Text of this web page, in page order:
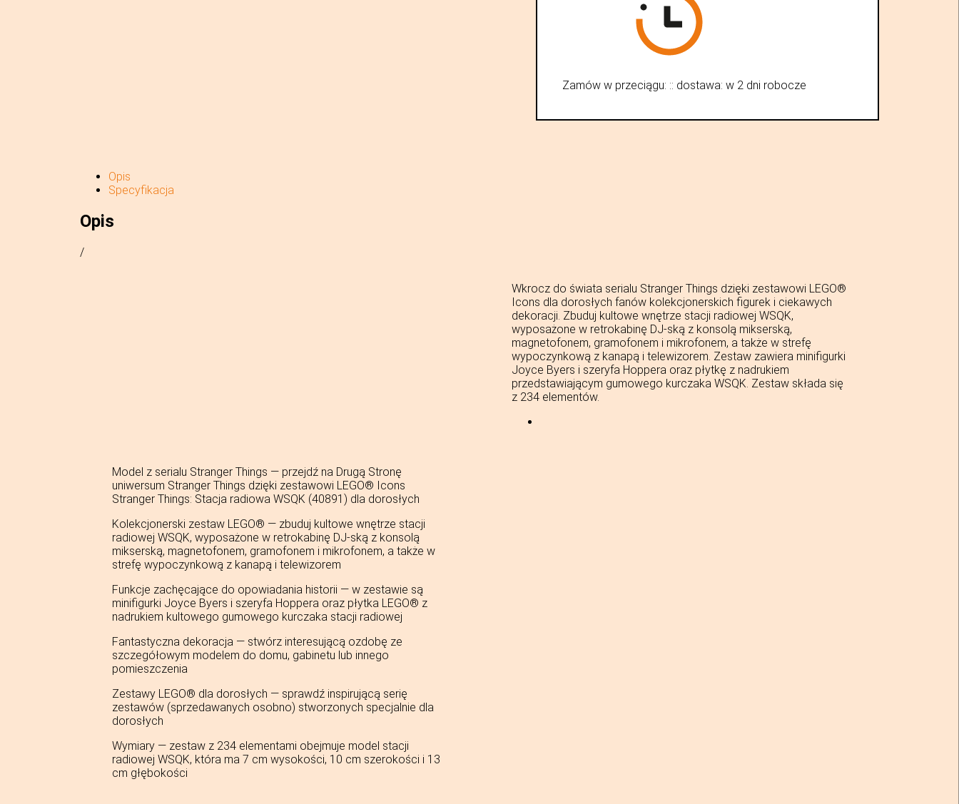
USZKODZONY
;
Zamów w przeciągu: :: dostawa:w 2 dni robocze
Opis
Specyfikacja
Opis
/
Wkrocz do świata serialu Stranger Things dzięki zestawowi LEGO®
Icons dla dorosłych fanów kolekcjonerskich figurek i ciekawych
dekoracji. Zbuduj kultowe wnętrze stacji radiowej WSQK,
wyposażone w retrokabinę DJ-ską z konsolą mikserską,
magnetofonem, gramofonem i mikrofonem, a także w strefę
wypoczynkową z kanapą i telewizorem. Zestaw zawiera minifigurki
Joyce Byers i szeryfa Hoppera oraz płytkę z nadrukiem
przedstawiającym gumowego kurczaka WSQK. Zestaw składa się
z 234 elementów.
Model z serialu Stranger Things — przejdź na Drugą Stronę
uniwersum Stranger Things dzięki zestawowi LEGO® Icons
Stranger Things: Stacja radiowa WSQK (40891) dla dorosłych
Kolekcjonerski zestaw LEGO® — zbuduj kultowe wnętrze stacji
radiowej WSQK, wyposażone w retrokabinę DJ-ską z konsolą
mikserską, magnetofonem, gramofonem i mikrofonem, a także w
strefę wypoczynkową z kanapą i telewizorem
Funkcje zachęcające do opowiadania historii — w zestawie są
minifigurki Joyce Byers i szeryfa Hoppera oraz płytka LEGO® z
nadrukiem kultowego gumowego kurczaka stacji radiowej
Fantastyczna dekoracja — stwórz interesującą ozdobę ze
szczegółowym modelem do domu, gabinetu lub innego
pomieszczenia
Zestawy LEGO® dla dorosłych — sprawdź inspirującą serię
zestawów (sprzedawanych osobno) stworzonych specjalnie dla
dorosłych
Wymiary — zestaw z 234 elementami obejmuje model stacji
radiowej WSQK, która ma 7 cm wysokości, 10 cm szerokości i 13
cm głębokości